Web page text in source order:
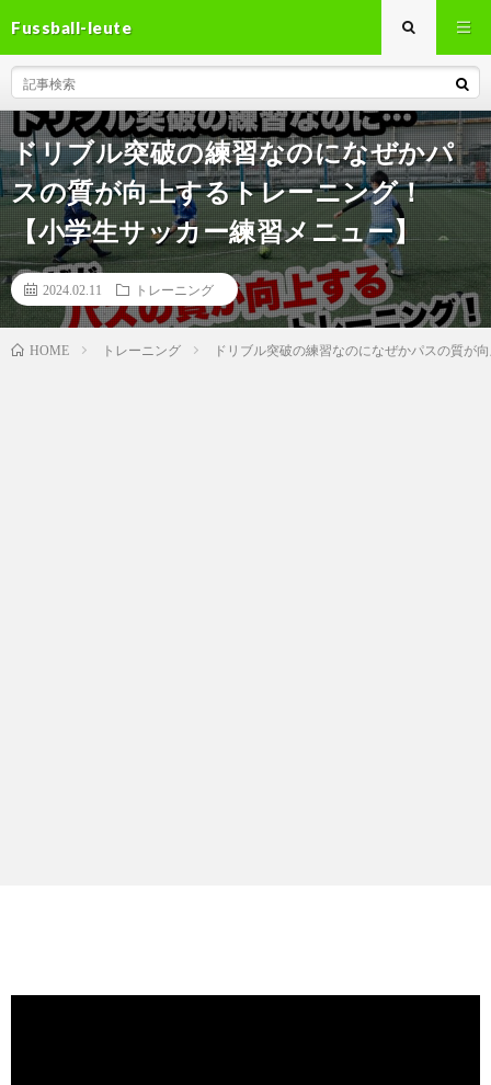
Fussball-leute
ドリブル突破の練習なのになぜかパ
スの質が向上するトレーニング！
【小学生サッカー練習メニュー】
2024.02.11 トレーニング
HOME トレーニング ドリブル突破の練習なのになぜかパスの質が